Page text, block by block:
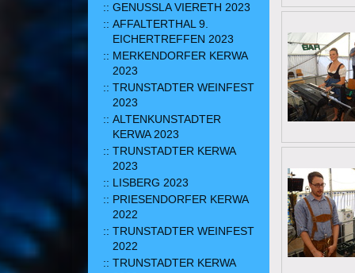
GENUSSLA VIERETH 2023
AFFALTERTHAL 9.
EICHERTREFFEN 2023
MERKENDORFER KERWA
2023
TRUNSTADTER WEINFEST
2023
ALTENKUNSTADTER
KERWA 2023
TRUNSTADTER KERWA
2023
LISBERG 2023
PRIESENDORFER KERWA
2022
TRUNSTADTER WEINFEST
2022
TRUNSTADTER KERWA